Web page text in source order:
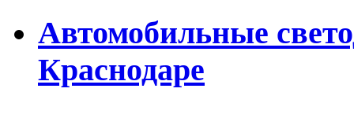
Автомобильные
Краснодаре